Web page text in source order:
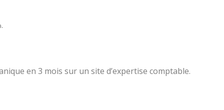
en 3 mois sur un site d’expertise comptable.